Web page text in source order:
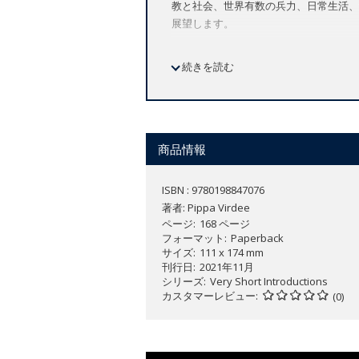
教と社会、世界有数の兵力、日常生活
展望します。
Considers Pakistan both as a
Discusses the roles of religion
Brings a focus on everyday
Includes a discussion of gender
What is Pakistan? The name refers
the end of British empire in South
and greatest riverine civilisations in
British India, it is impossible to
deep past.
This
looks at
続きを読む
商品情報
ISBN : 9780198847076
著者: Pippa Virdee
ページ 168 ページ
フォーマット
Paperback
サイズ 111 x 174 mm
刊行日 2021年11月
シリーズ Very Short Introductions
カスタマーレビュー
(0)